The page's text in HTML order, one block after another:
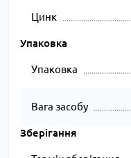
Цинк
Упаковка
Упаковка
Вага засобу
Зберігання